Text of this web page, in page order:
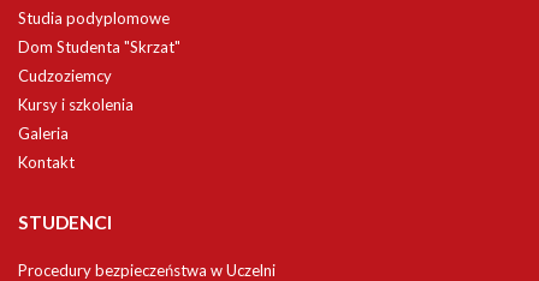
Studia podyplomowe
Dom Studenta "Skrzat"
Cudzoziemcy
Kursy i szkolenia
Galeria
Kontakt
STUDENCI
Procedury bezpieczeństwa w Uczelni